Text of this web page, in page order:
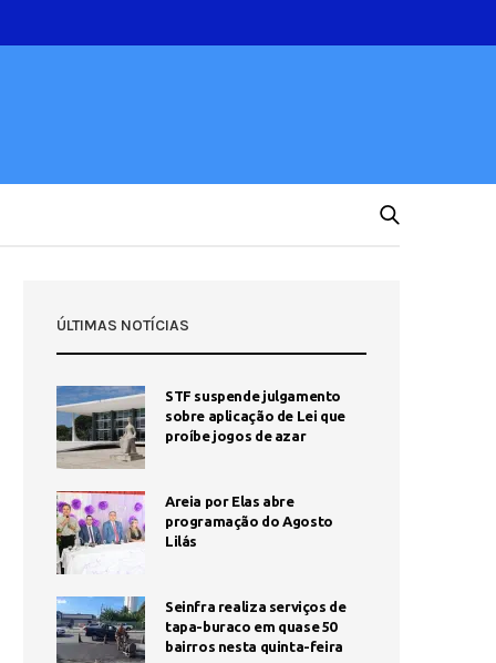
ÚLTIMAS NOTÍCIAS
STF suspende julgamento
sobre aplicação de Lei que
proíbe jogos de azar
Areia por Elas abre
programação do Agosto
Lilás
Seinfra realiza serviços de
tapa-buraco em quase 50
bairros nesta quinta-feira